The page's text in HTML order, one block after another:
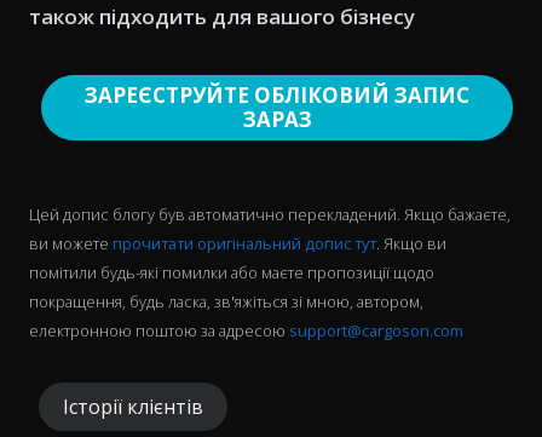
також підходить для вашого бізнесу
ЗАРЕЄСТРУЙТЕ ОБЛІКОВИЙ ЗАПИС
ЗАРАЗ
Цей допис блогу був автоматично перекладений. Якщо бажаєте,
ви можете прочитати оригінальний допис тут. Якщо ви
помітили будь-які помилки або маєте пропозиції щодо
покращення, будь ласка, зв'яжіться зі мною, автором,
електронною поштою за адресою support@cargoson.com
Історії клієнтів